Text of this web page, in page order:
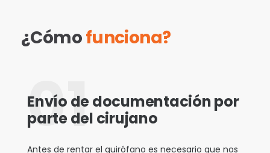
¿Cómofunciona?
01
Envío de documentación por
parte del cirujano
Antes de rentar el quirófano es necesario que nos